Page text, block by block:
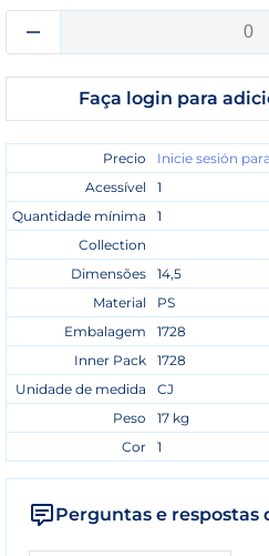
Faça login para
Precio
Inicie sesión
Acessível
1
Quantidade mínima
1
Collection
Dimensões
14,5
Material
PS
Embalagem
1728
Inner Pack
1728
Unidade de medida
CJ
Peso
17 kg
Cor
1
Perguntas e respostas